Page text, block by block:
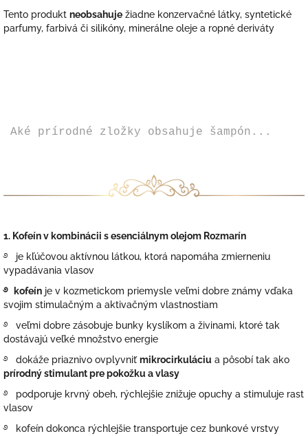
Tento produkt neobsahuje žiadne konzervačné látky, syntetické
parfumy, farbivá či silikóny, minerálne oleje a ropné deriváty
Aké prírodné zložky obsahuje šampón...
1. Kofeín v kombinácii s esenciálnym olejom Rozmarín
࿔ je kľúčovou aktívnou látkou, ktorá napomáha zmierneniu
vypadávania vlasov
࿔ kofeín je v kozmetickom priemysle veľmi dobre známy vďaka
svojim stimulačným a aktivačným vlastnostiam
࿔ veľmi dobre zásobuje bunky kyslíkom a živinami, ktoré tak
dostávajú veľké množstvo energie
࿔ dokáže priaznivo ovplyvniťmikrocirkuláciu a pôsobí tak ako
prírodný stimulant pre pokožku a vlasy
࿔ podporuje krvný obeh, rýchlejšie znižuje opuchy a stimuluje rast
vlasov
࿔ kofeín dokonca rýchlejšie transportuje cez bunkové vrstvy